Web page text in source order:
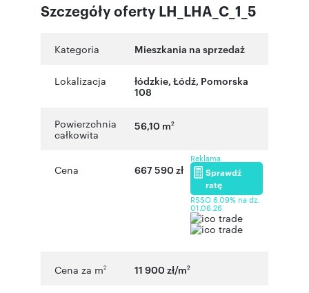
Szczegóły oferty LH_LHA_C_1_5
Kategoria Mieszkania na sprzedaż
Lokalizacja łódzkie, Łódź, Pomorska
108
Powierzchnia
całkowita
56,10 m2
Cena 667 590 zł
Reklama
Sprawdź
ratę
RSSO 6,09% na dz.
01.06.26
Cena za m2 11 900 zł/m2